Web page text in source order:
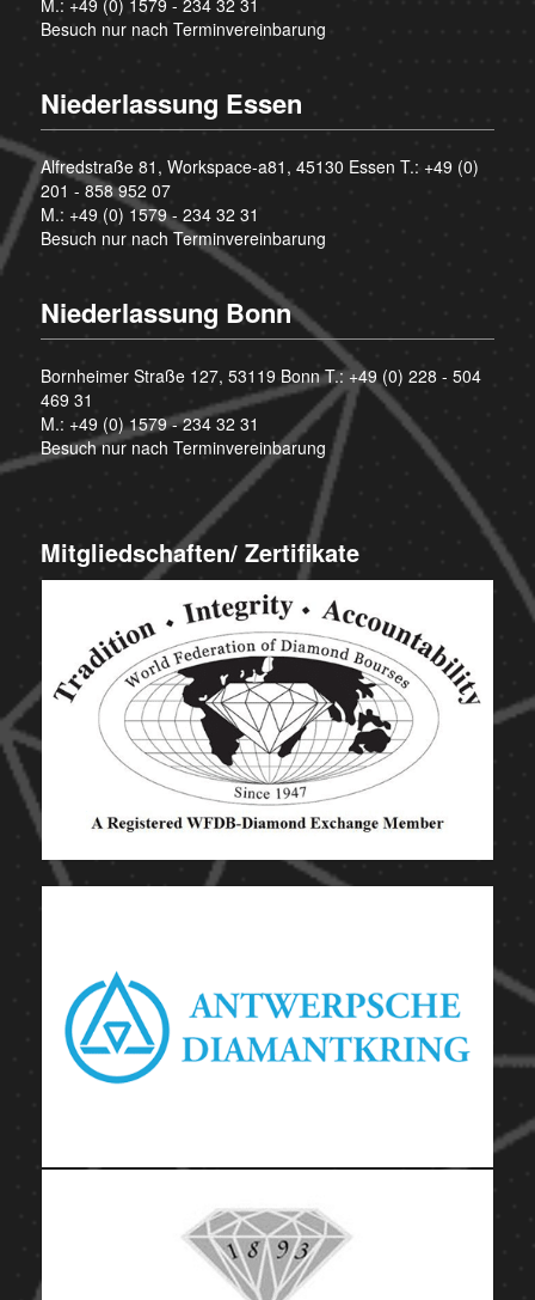
Besuch nur nach Terminvereinbarung
Niederlassung Essen
Alfredstraße 81, Workspace-a81, 45130 Essen T.: +49 (0)
201 - 858 952 07
M.: +49 (0) 1579 - 234 32 31
Besuch nur nach Terminvereinbarung
Niederlassung Bonn
Bornheimer Straße 127, 53119 Bonn T.:+49 (0) 228 - 504
469 31
M.: +49 (0) 1579 - 234 32 31
Besuch nur nach Terminvereinbarung
Mitgliedschaften/ Zertifikate